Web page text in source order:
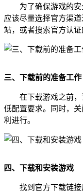
为了确保游戏的
应该尽量选择官方渠
站，或者搜索官方认证
三、下载前的准备工作
在下载游戏之前
低配置要求。同时，
利进行。
四、下载和安装游戏
找到官方下载链